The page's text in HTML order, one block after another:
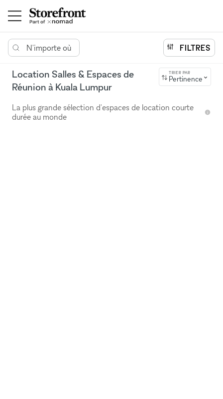
N'importe où FILTRES
Location Salles & Espaces de
Réunion à Kuala Lumpur
TRIER PAR
Pertinence
La plus grande sélection d'espaces de location courte
durée au monde